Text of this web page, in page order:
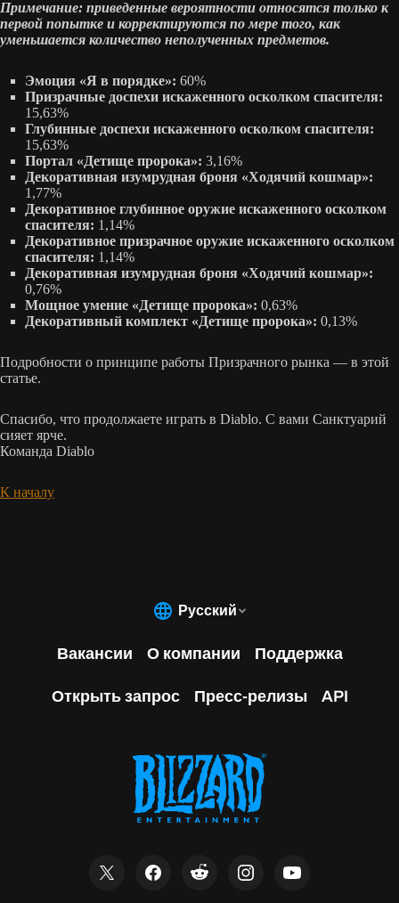
Примечание: приведенные вероятности относятся только к
первой попытке и корректируются по мере того, как
уменьшается количество неполученных предметов.
Эмоция «Я в порядке»: 60%
Призрачные доспехи искаженного осколком спасителя:
15,63%
Глубинные доспехи искаженного осколком спасителя:
15,63%
Портал «Детище пророка»: 3,16%
Декоративная изумрудная броня «Ходячий кошмар»:
1,77%
Декоративное глубинное оружие искаженного осколком
спасителя: 1,14%
Декоративное призрачное оружие искаженного осколком
спасителя: 1,14%
Декоративная изумрудная броня «Ходячий кошмар»:
0,76%
Мощное умение «Детище пророка»: 0,63%
Декоративный комплект «Детище пророка»: 0,13%
Подробности о принципе работы Призрачного рынка — в этой
статье.
Спасибо, что продолжаете играть в Diablo. С вами Санктуарий
сияет ярче.
Команда Diablo
К началу